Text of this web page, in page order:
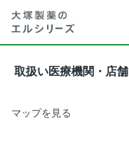
取扱い医療機関・店舗
マップを見る